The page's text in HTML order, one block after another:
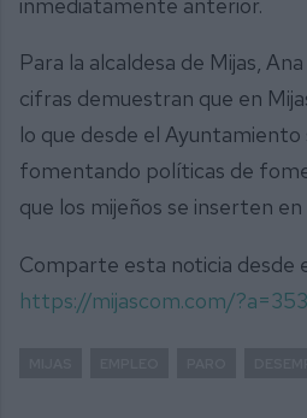
Para la alcaldesa de Mijas,
cifras demuestran que en
lo que desde el Ayuntamiento
fomentando políticas de
que los mijeños se inserten
Comparte esta noticia desde
https://mijascom.com/